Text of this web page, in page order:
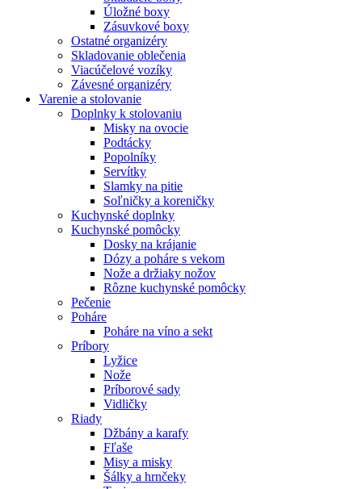
Úložné boxy
Zásuvkové boxy
Ostatné organizéry
Skladovanie oblečenia
Viacúčelové vozíky
Závesné organizéry
Varenie a stolovanie
Doplnky k stolovaniu
Misky na ovocie
Podtácky
Popolníky
Servítky
Slamky na pitie
Soľničky a koreničky
Kuchynské doplnky
Kuchynské pomôcky
Dosky na krájanie
Dózy a poháre s vekom
Nože a držiaky nožov
Rôzne kuchynské pomôcky
Pečenie
Poháre
Poháre na víno a sekt
Príbory
Lyžice
Nože
Príborové sady
Vidličky
Riady
Džbány a karafy
Fľaše
Misy a misky
Šálky a hrnčeky